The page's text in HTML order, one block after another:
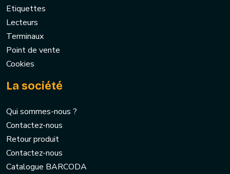
Etiquettes
Lecteurs
Terminaux
Point de vente
Cookies
La société
Qui sommes-nous ?
Contactez-nous
Retour produit
Contactez-nous
Catalogue BARCODA